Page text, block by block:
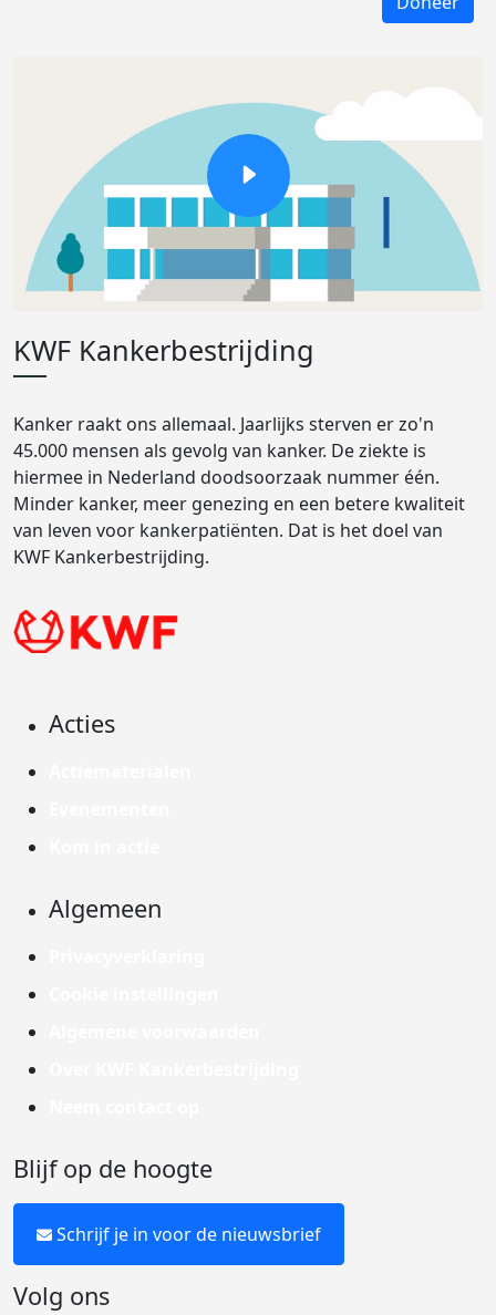
KWF Kankerbestrijding
Kanker raakt ons allemaal. Jaarlijks sterven er zo'n
45.000 mensen als gevolg van kanker. De ziekte is
hiermee in Nederland doodsoorzaak nummer één.
Minder kanker, meer genezing en een betere kwaliteit
van leven voor kankerpatiënten. Dat is het doel van
KWF Kankerbestrijding.
Acties
Algemeen
Blijf op de hoogte
Schrijf je in voor de nieuwsbrief
Volg ons